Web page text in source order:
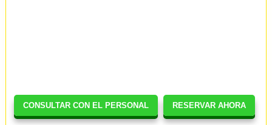
CONSULTAR CON EL PERSONAL RESERVAR AHORA